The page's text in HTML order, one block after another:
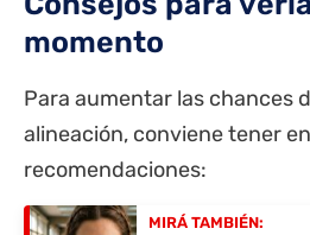
momento
Para aumentar las chances
alineación, conviene tener
recomendaciones:
MIRÁ TAMBIÉN: